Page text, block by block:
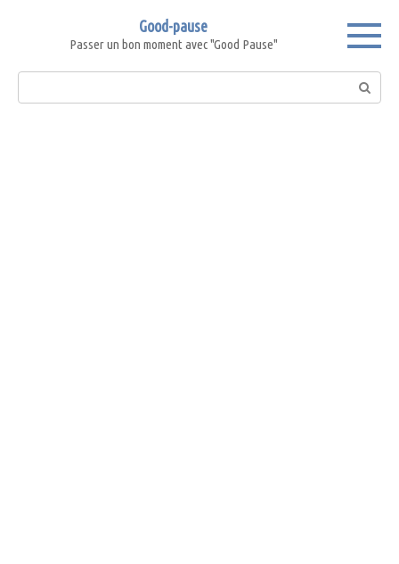
Good-pause
Passer un bon moment avec "Good Pause"
Search: